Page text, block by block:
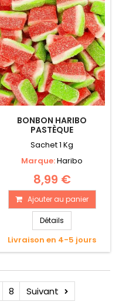
BONBON HARIBO
PASTÈQUE
Sachet 1 Kg
Marque:Haribo
8,99 €
Ajouter au panier
Détails
Livraison en 4-5 jours
8 Suivant